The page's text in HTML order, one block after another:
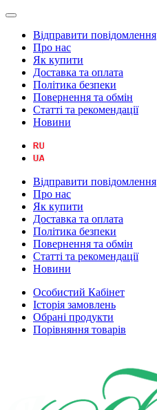
Відправити повідомлення
Про нас
Як купити
Доставка та оплата
Політика безпеки
Повернення та обмін
Статті та рекомендації
Новини
Відправити повідомлення
Про нас
Як купити
Доставка та оплата
Політика безпеки
Повернення та обмін
Статті та рекомендації
Новини
Особистий Кабінет
Історія замовлень
Обрані продукти
Порівняння товарів